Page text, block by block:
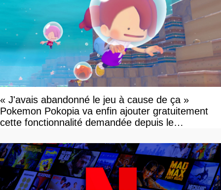
« J'avais abandonné le jeu à cause de ça »
Pokemon Pokopia va enfin ajouter gratuitement
cette fonctionnalité demandée depuis le